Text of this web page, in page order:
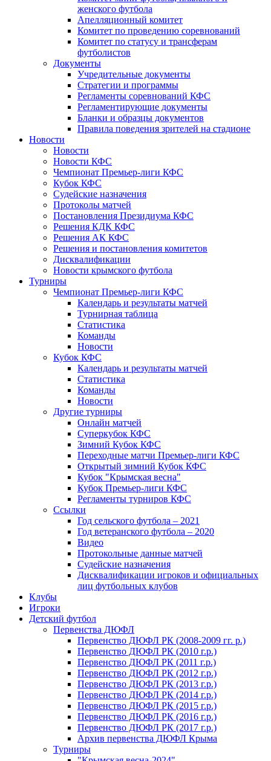
женского футбола
Апелляционный комитет
Комитет по проведению соревнований
Комитет по статусу и трансферам
футболистов
Документы
Учредительные документы
Стратегии и программы
Регламенты соревнований КФС
Регламентирующие документы
Бланки и образцы документов
Правила поведения зрителей на стадионе
Новости
Новости
Новости КФС
Чемпионат Премьер-лиги КФС
Кубок КФС
Судейские назначения
Протоколы матчей
Постановления Президиума КФС
Решения КДК КФС
Решения АК КФС
Решения и постановления комитетов
Дисквалификации
Новости крымского футбола
Турниры
Чемпионат Премьер-лиги КФС
Календарь и результаты матчей
Турнирная таблица
Статистика
Команды
Новости
Кубок КФС
Календарь и результаты матчей
Статистика
Команды
Новости
Другие турниры
Онлайн матчей
Суперкубок КФС
Зимний Кубок КФС
Переходные матчи Премьер-лиги КФС
Открытый зимний Кубок КФС
Кубок "Крымская весна"
Кубок Премьер-лиги КФС
Регламенты турниров КФС
Ссылки
Год сельского футбола – 2021
Год ветеранского футбола – 2020
Видео
Протокольные данные матчей
Судейские назначения
Дисквалификации игроков и официальных
лиц футбольных клубов
Клубы
Игроки
Детский футбол
Первенства ДЮФЛ
Первенство ДЮФЛ РК (2008-2009 гг. р.)
Первенство ДЮФЛ РК (2010 г.р.)
Первенство ДЮФЛ РК (2011 г.р.)
Первенство ДЮФЛ РК (2012 г.р.)
Первенство ДЮФЛ РК (2013 г.р.)
Первенство ДЮФЛ РК (2014 г.р.)
Первенство ДЮФЛ РК (2015 г.р.)
Первенство ДЮФЛ РК (2016 г.р.)
Первенство ДЮФЛ РК (2017 г.р.)
Архив первенства ДЮФЛ Крыма
Турниры